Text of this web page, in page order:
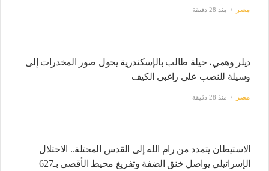
مصر منذ 28 دقيقة
ديلر وهمي، حيلة طالب بالإسكندرية يحول صور المخدرات إلى
وسيلة للنصب على راغبى الكيف
مصر منذ 28 دقيقة
الاستيطان يتمدد من رام الله إلى القدس المحتلة.. الاحتلال
الإسرائيلي يواصل خنق الضفة وتفريغ محيط الأقصى بـ627